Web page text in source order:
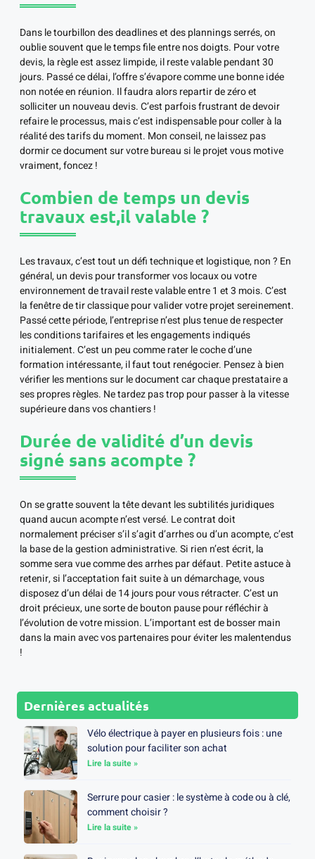
Dans le tourbillon des deadlines et des plannings serrés, on
oublie souvent que le temps file entre nos doigts. Pour votre
devis, la règle est assez limpide, il reste valable pendant 30
jours. Passé ce délai, l’offre s’évapore comme une bonne idée
non notée en réunion. Il faudra alors repartir de zéro et
solliciter un nouveau devis. C’est parfois frustrant de devoir
refaire le processus, mais c’est indispensable pour coller à la
réalité des tarifs du moment. Mon conseil, ne laissez pas
dormir ce document sur votre bureau si le projet vous motive
vraiment, foncez !
Combien de temps un devis
travaux est,il valable ?
Les travaux, c’est tout un défi technique et logistique, non ? En
général, un devis pour transformer vos locaux ou votre
environnement de travail reste valable entre 1 et 3 mois. C’est
la fenêtre de tir classique pour valider votre projet sereinement.
Passé cette période, l’entreprise n’est plus tenue de respecter
les conditions tarifaires et les engagements indiqués
initialement. C’est un peu comme rater le coche d’une
formation intéressante, il faut tout renégocier. Pensez à bien
vérifier les mentions sur le document car chaque prestataire a
ses propres règles. Ne tardez pas trop pour passer à la vitesse
supérieure dans vos chantiers !
Durée de validité d’un devis
signé sans acompte ?
On se gratte souvent la tête devant les subtilités juridiques
quand aucun acompte n’est versé. Le contrat doit
normalement préciser s’il s’agit d’arrhes ou d’un acompte, c’est
la base de la gestion administrative. Si rien n’est écrit, la
somme sera vue comme des arrhes par défaut. Petite astuce à
retenir, si l’acceptation fait suite à un démarchage, vous
disposez d’un délai de 14 jours pour vous rétracter. C’est un
droit précieux, une sorte de bouton pause pour réfléchir à
l’évolution de votre mission. L’important est de bosser main
dans la main avec vos partenaires pour éviter les malentendus
!
Dernières actualités
Vélo électrique à payer en plusieurs fois : une
solution pour faciliter son achat
Lire la suite »
Serrure pour casier : le système à code ou à clé,
comment choisir ?
Lire la suite »